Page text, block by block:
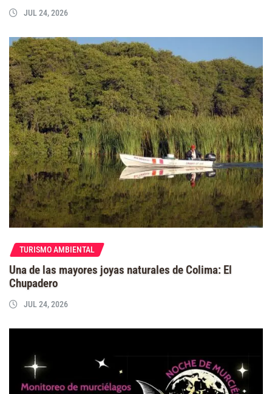
JUL 24, 2026
TURISMO AMBIENTAL
Una de las mayores joyas naturales de Colima: El
Chupadero
JUL 24, 2026